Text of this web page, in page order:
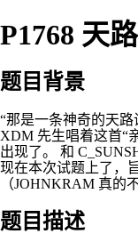
P1768 天路
题目背景
“那是一条神奇的天路
XDM 先生唱着这首“
出现了。 和
现在本次试题上了，
（JOHNKRAM 真的
题目描述